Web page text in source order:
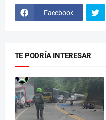
Facebook
TE PODRÍA INTERESAR